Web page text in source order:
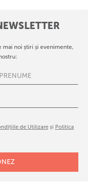
mai noi știri și evenimente,
de Utilizareși Politica